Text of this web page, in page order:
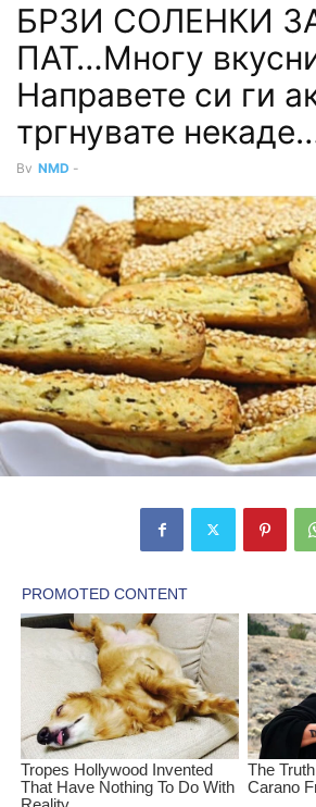
БРЗИ СОЛЕНКИ
ПАТ…Многу
Направете си ги
тргнувате
By NMD -